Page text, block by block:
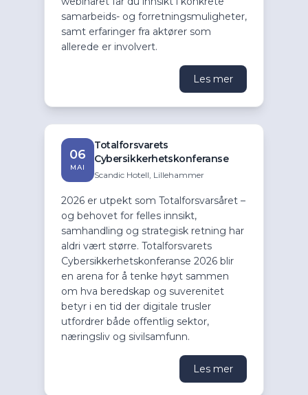
samarbeids- og forretningsmuligheter,
samt erfaringer fra aktører som
allerede er involvert.
Les mer
06
MAI
Totalforsvarets
Cybersikkerhetskonferanse
Scandic Hotell, Lillehammer
2026 er utpekt som Totalforsvarsåret –
og behovet for felles innsikt,
samhandling og strategisk retning har
aldri vært større. Totalforsvarets
Cybersikkerhetskonferanse 2026 blir
en arena for å tenke høyt sammen
om hva beredskap og suverenitet
betyr i en tid der digitale trusler
utfordrer både offentlig sektor,
næringsliv og sivilsamfunn.
Les mer